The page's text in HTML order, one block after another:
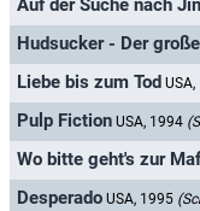
Auf der Suche nach
Hudsucker - Der
Liebe bis zum Tod
Pulp Fiction USA, 1994
Wo bitte geht's zur
Desperado USA, 1995